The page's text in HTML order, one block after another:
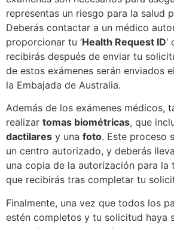
representas un riesgo para la salud
Deberás contactar a un médico
proporcionar tu ‘Health Request ID‘
recibirás después de enviar tu
de estos exámenes serán enviados
la Embajada de Australia.
Además de los exámenes médicos,
realizar tomas biométricas, que
dactilares y una foto. Este proceso
un centro autorizado, y deberás
una copia de la autorización para la
que recibirás tras completar tu
Finalmente, una vez que todos los
estén completos y tu solicitud haya